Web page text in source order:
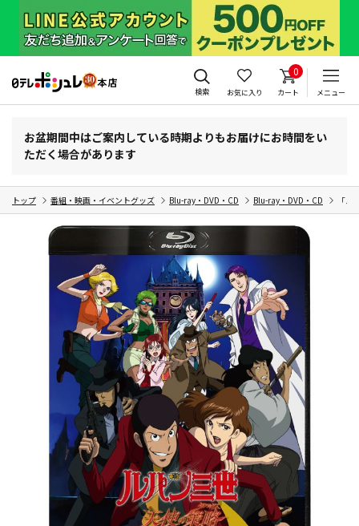
検索 お気に入り
0
カート メニュー
お盆期間中はご案内している時期よりもお届けにお時間をい
ただく場合があります
トップ 番組・映画・イベントグッズ Blu-ray・DVD・CD Blu-ray・DVD・CD 「